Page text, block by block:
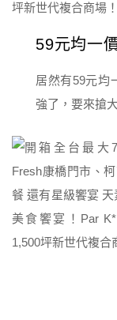
59元均一
居然有59元均
強了，要來搶